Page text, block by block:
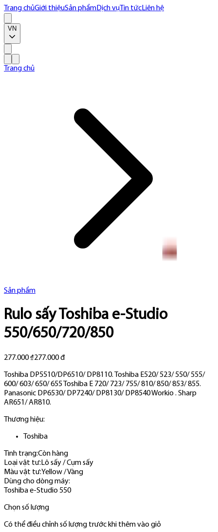
Trang chủGiới thiệuSản phẩmDịch vụ Tin tứcLiên hệ
VN
Trang chủ
Sản phẩm
Rulo sấy Toshiba e-Studio
550/650/720/850
277.000 ₫277.000 đ
Toshiba DP5510/DP6510/ DP8110. Toshiba E520/ 523/ 550/ 555/
600/ 603/ 650/ 655 Toshiba E 720/ 723/ 755/ 810/ 850/ 853/ 855.
Panasonic DP6530/ DP7240/ DP8130/ DP8540 Workio . Sharp
AR651/ AR810.
Thương hiệu:
Toshiba
Tình trạng:Còn hàng
Loại vật tư: Lô sấy / Cụm sấy
Màu vật tư:Yellow / Vàng
Dùng cho dòng máy:
Toshiba e-Studio 550
Chọn số lượng
Có thể điều chỉnh số lượng trước khi thêm vào giỏ